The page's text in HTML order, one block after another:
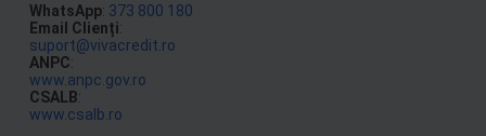
WhatsApp: 373 800 180
Email Clienți:
suport@vivacredit.ro
ANPC:
www.anpc.gov.ro
CSALB:
www.csalb.ro